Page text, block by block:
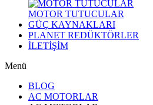
MOTOR TUTUCULAR
GÜÇ KAYNAKLARI
PLANET REDÜKTÖRLER
İLETİŞİM
Menü
BLOG
AC MOTORLAR